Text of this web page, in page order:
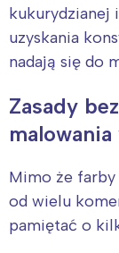
kukurydzianej
uzyskania
nadają się do
Zasady
Mimo że
od wielu
pamiętać o